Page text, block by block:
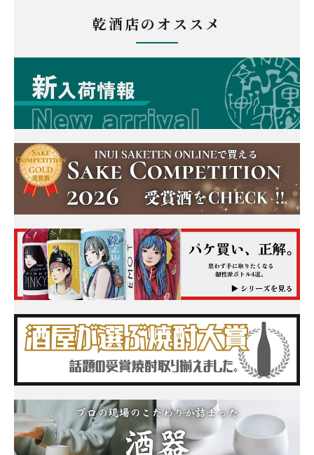
乾酒店のオススメ